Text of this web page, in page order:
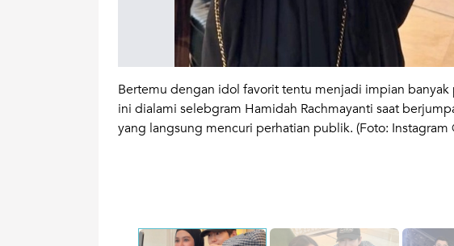
Bertemu dengan idol favorit tentu menjadi impian
ini dialami selebgram Hamidah Rachmayanti saat
yang langsung mencuri perhatian publik. (Foto: Instagram